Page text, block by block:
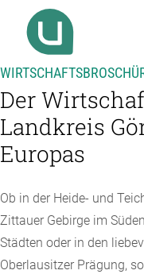
Der
Landkreis
Europas
Ob in der Heide- und
Zittauer Gebirge im
Städten oder in den
Oberlausitzer Prägung,